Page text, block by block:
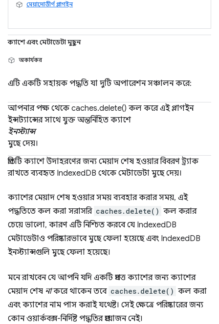
মেয়াদোত্তীর্ণ প্লাগইন
ক্যাশে এবং মেটাডেটা মুছুন
অকার্যকর
এটি একটি সহায়ক পদ্ধতি যা দুটি অপারেশন সঞ্চালন করে:
আপনার পক্ষ থেকে caches.delete() কল করে এই প্লাগইন
ইন্সট্যান্সের সাথে যুক্ত অন্তর্নিহিত ক্যাশে
ইনস্ট্যান্স
মুছে দেয়।
প্রতিটি ক্যাশে উদাহরণের জন্য মেয়াদ শেষ হওয়ার বিবরণ ট্র্যাক
রাখতে ব্যবহৃত IndexedDB থেকে মেটাডেটা মুছে দেয়।
ক্যাশের মেয়াদ শেষ হওয়ার সময় ব্যবহার করার সময়, এই
পদ্ধতিতে কল করা সরাসরি caches.delete() কল করার
চেয়ে ভালো, কারণ এটি নিশ্চিত করবে যে IndexedDB
মেটাডেটাও পরিষ্কারভাবে মুছে ফেলা হয়েছে এবং IndexedDB
ইনস্ট্যান্সগুলি মুছে ফেলা হয়েছে।
মনে রাখবেন যে আপনি যদি একটি প্রদত্ত ক্যাশের জন্য ক্যাশের
মেয়াদ শেষ নাকরে থাকেন তবে caches.delete() কল করা
এবং ক্যাশের নাম পাস করাই যথেষ্ট। সেই ক্ষেত্রে পরিষ্কারের জন্য
কোন ওয়ার্কবক্স-নির্দিষ্ট পদ্ধতির প্রয়োজন নেই।